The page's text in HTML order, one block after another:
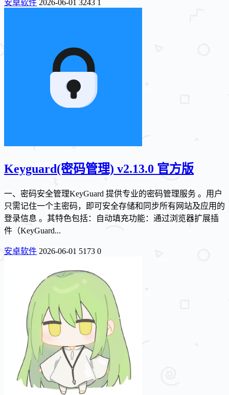
安卓软件 2026-06-01 3243 1
Keyguard(密码管理) v2.13.0 官方版
一、密码安全管理KeyGuard 提供专业的密码管理服务 。用户
只需记住一个主密码，即可安全存储和同步所有网站及应用的
登录信息 。其特色包括：自动填充功能：通过浏览器扩展插
件（KeyGuard...
安卓软件 2026-06-01 5173 0